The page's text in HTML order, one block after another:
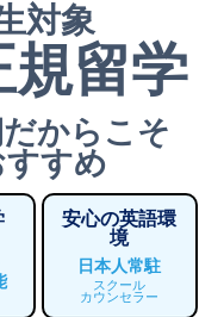
対象
規留学
からこそ
すめ
安心の英語環
境
日本人常駐
スクール
カウンセラー